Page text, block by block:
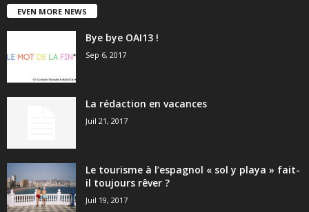
EVEN MORE NEWS
Bye bye OAI13 !
Sep 6, 2017
La rédaction en vacances
Juil 21, 2017
Le tourisme à l’espagnol « sol y playa » fait-
il toujours rêver ?
Juil 19, 2017